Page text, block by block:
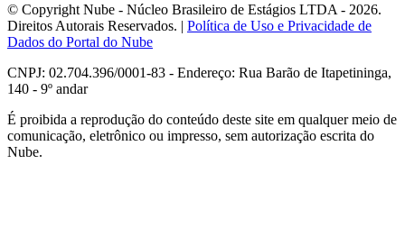
© Copyright Nube - Núcleo Brasileiro de Estágios LTDA - 2026.
Direitos Autorais Reservados. | Política de Uso e Privacidade de
Dados do Portal do Nube
CNPJ: 02.704.396/0001-83 - Endereço: Rua Barão de Itapetininga,
140 - 9º andar
É proibida a reprodução do conteúdo deste site em qualquer meio de
comunicação, eletrônico ou impresso, sem autorização escrita do
Nube.